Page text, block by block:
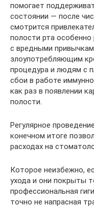
помогает
состоянии — после
смотрится
полости рта
с вредными
злоупотребляющим
процедура и людям с
сбои в работе
как раз в появлении
полости.
Регулярное
конечном итоге
расходах на
Которое неизбежно,
ухода и они покрыты
профессиональная
точно не напрасная